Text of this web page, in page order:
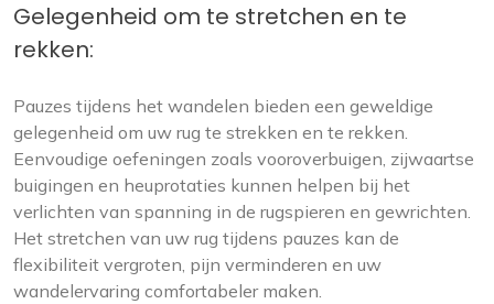
Gelegenheid om te stretchen en te
rekken:
Pauzes tijdens het wandelen bieden een geweldige
gelegenheid om uw rug te strekken en te rekken.
Eenvoudige oefeningen zoals vooroverbuigen, zijwaartse
buigingen en heuprotaties kunnen helpen bij het
verlichten van spanning in de rugspieren en gewrichten.
Het stretchen van uw rug tijdens pauzes kan de
flexibiliteit vergroten, pijn verminderen en uw
wandelervaring comfortabeler maken.